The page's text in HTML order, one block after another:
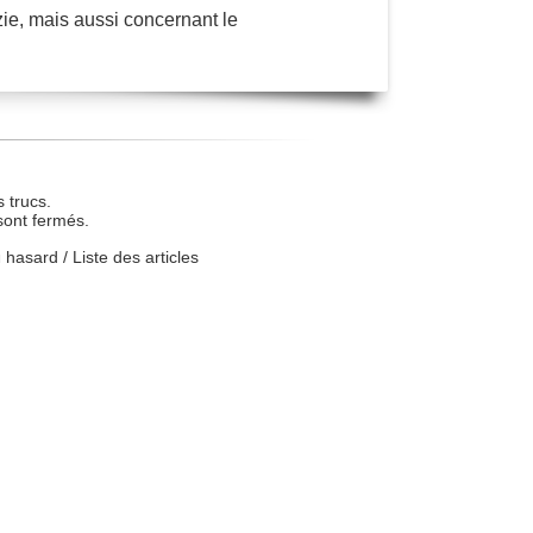
mais aussi concernant le
trucs.
fermés.
hasard / Liste des articles